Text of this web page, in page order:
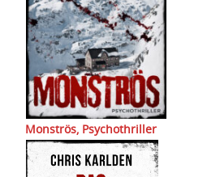
Monströs, Psychothriller